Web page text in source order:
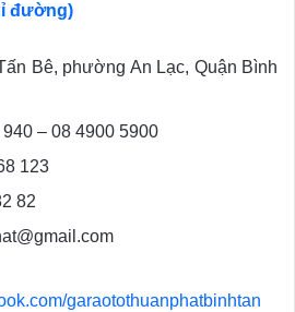
đường)
Bê, phường An Lạc, Quận Bình
– 08 4900 5900
123
82
garaotothuanphatbinhtan